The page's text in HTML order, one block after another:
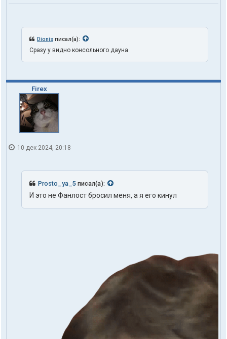
Dionis писал(а):
Сразу у видно консольного дауна
Firex
10 дек 2024, 20:18
Prosto_ya_5 писал(а):
И это не Фанлост бросил меня, а я его кинул